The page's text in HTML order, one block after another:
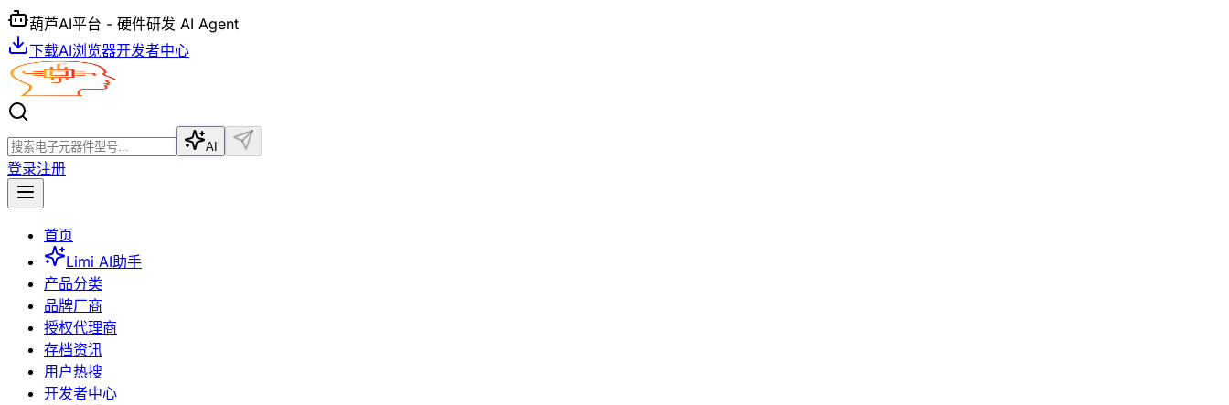
葫芦AI平台 - 硬件研发 AI Agent
下载AI浏览器开发者中心
AI
登录注册
首页
Limi AI助手
产品分类
品牌厂商
授权代理商
存档资讯
用户热搜
开发者中心